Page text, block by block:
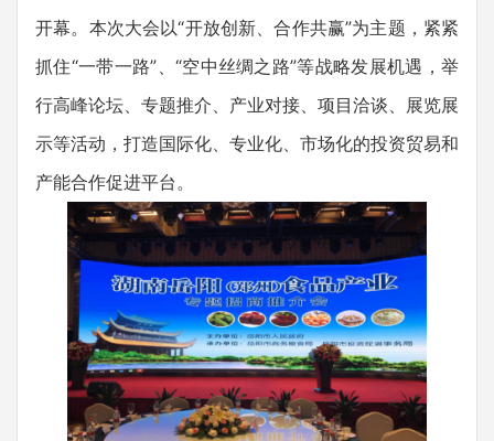
开幕。本次大会以“开放创新、合作共赢”为主题，紧紧
抓住“一带一路”、“空中丝绸之路”等战略发展机遇，举
行高峰论坛、专题推介、产业对接、项目洽谈、展览展
示等活动，打造国际化、专业化、市场化的投资贸易和
产能合作促进平台。